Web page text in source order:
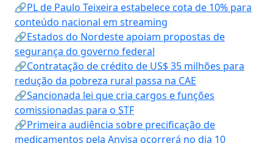
🔗PL de Paulo Teixeira estabelece cota de 10% para
conteúdo nacional em streaming
🔗Estados do Nordeste apoiam propostas de
segurança do governo federal
🔗Contratação de crédito de US$ 35 milhões para
redução da pobreza rural passa na CAE
🔗Sancionada lei que cria cargos e funções
comissionadas para o STF
🔗Primeira audiência sobre precificação de
medicamentos pela Anvisa ocorrerá no dia 10